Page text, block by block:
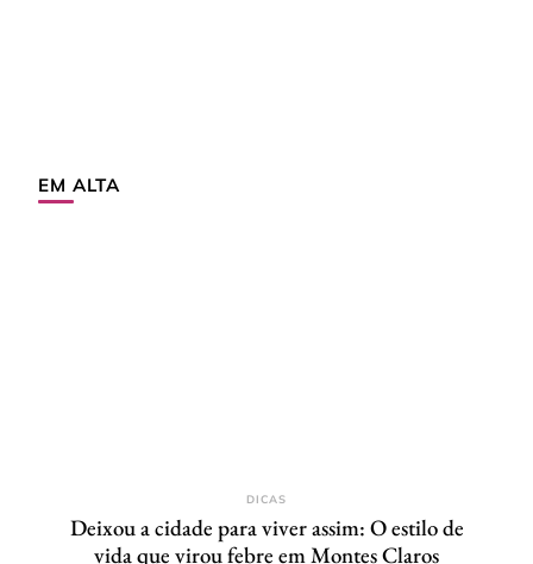
EM ALTA
DICAS
Deixou a cidade para viver assim: O estilo de
vida que virou febre em Montes Claros